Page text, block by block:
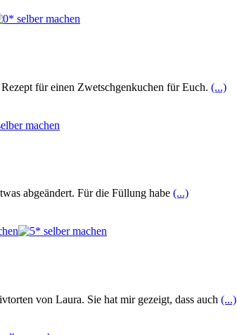
für einen Zwetschgenkuchen für Euch. (...)
abgeändert. Für die Füllung habe (...)
von Laura. Sie hat mir gezeigt, dass auch (...)